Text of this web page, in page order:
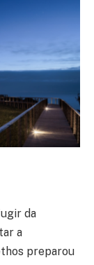
da
a
preparou